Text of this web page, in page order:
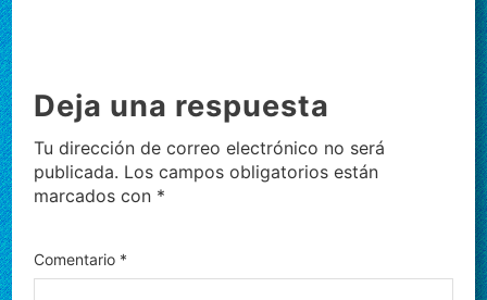
Deja una respuesta
Tu dirección de correo electrónico no será
publicada. Los campos obligatorios están
marcados con *
Comentario *